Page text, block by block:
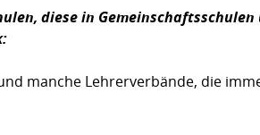
diese in
:
manche Lehrerverbände, die